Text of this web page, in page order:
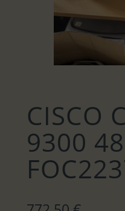
CISCO
9300